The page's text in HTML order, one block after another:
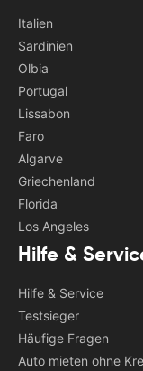
Italien
Sardinien
Olbia
Portugal
Lissabon
Faro
Algarve
Griechenland
Florida
Los Angeles
Hilfe &
Hilfe & Service
Testsieger
Häufige Fragen
Auto mieten ohne